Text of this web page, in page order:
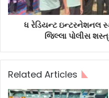
ધ રેડિયન્ટ ઇન્ટરનેશનલ
જિલ્લા પોલીસ
Related Articles